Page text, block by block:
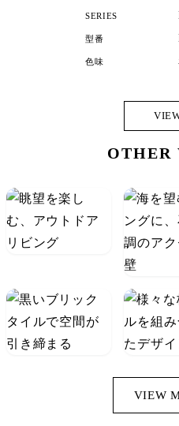
SERIES
型番
色味
OTHER
VIEW